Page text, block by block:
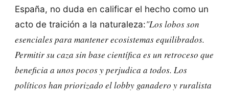
España, no duda en calificar el hecho como un
acto de traición a la naturaleza:"Los lobos son
esenciales para mantener ecosistemas equilibrados.
Permitir su caza sin base científica es un retroceso que
beneficia a unos pocos y perjudica a todos. Los
políticos han priorizado el lobby ganadero y ruralista